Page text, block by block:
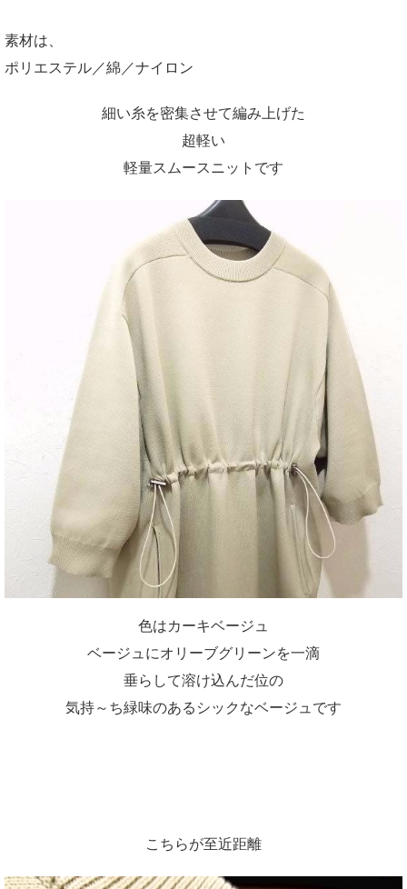
素材は、
ポリエステル／綿／ナイロン
細い糸を密集させて編み上げた
超軽い
軽量スムースニットです
色はカーキベージュ
ベージュにオリーブグリーンを一滴
垂らして溶け込んだ位の
気持～ち緑味のあるシックなベージュです
こちらが至近距離